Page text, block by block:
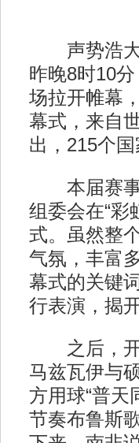
声势浩大
昨晚8时10
场拉开帷幕
幕式，来自
出，215个国
本届赛事
组委会在“彩
式。虽然整
气氛，丰富
幕式的关键
行表演，揭
之后，开
马兹瓦伊与
方用球“普天
节奏布鲁斯